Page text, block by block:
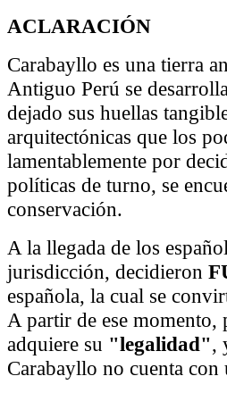
ACLARACIÓN
Carabayllo es una tierra
Antiguo Perú se
dejado sus huellas
arquitectónicas que los
lamentablemente por
políticas de turno, se
conservación.
A la llegada de los
jurisdicción, decidieron
española, la cual se
A partir de ese momento,
adquiere su "legalidad",
Carabayllo no cuenta